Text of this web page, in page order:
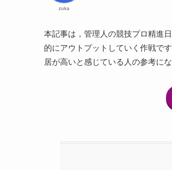
zuka
本記事は，管理人の競技プロ精進
的にアウトプットしていく作戦で
居が高いと感じている人の参考に